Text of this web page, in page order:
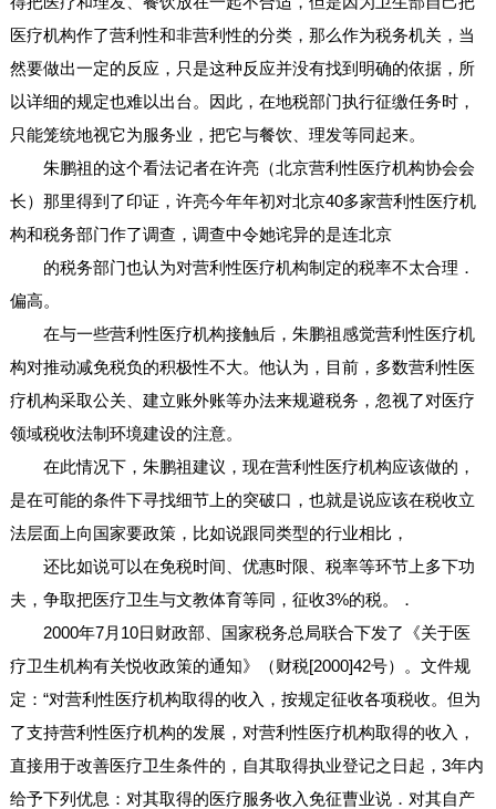
医疗机构作了营利性和非营利性的分类，那么作为税务机关，当
然要做出一定的反应，只是这种反应并没有找到明确的依据，所
以详细的规定也难以出台。因此，在地税部门执行征缴任务时，
只能笼统地视它为服务业，把它与餐饮、理发等同起来。
朱鹏祖的这个看法记者在许亮（北京营利性医疗机构协会会
长）那里得到了印证，许亮今年年初对北京40多家营利性医疗机
构和税务部门作了调查，调查中令她诧异的是连北京
的税务部门也认为对营利性医疗机构制定的税率不太合理．
偏高。
在与一些营利性医疗机构接触后，朱鹏祖感觉营利性医疗机
构对推动减免税负的积极性不大。他认为，目前，多数营利性医
疗机构采取公关、建立账外账等办法来规避税务，忽视了对医疗
领域税收法制环境建设的注意。
在此情况下，朱鹏祖建议，现在营利性医疗机构应该做的，
是在可能的条件下寻找细节上的突破口，也就是说应该在税收立
法层面上向国家要政策，比如说跟同类型的行业相比，
还比如说可以在免税时间、优惠时限、税率等环节上多下功
夫，争取把医疗卫生与文教体育等同，征收3%的税。．
2000年7月10日财政部、国家税务总局联合下发了《关于医
疗卫生机构有关悦收政策的通知》（财税[2000]42号）。文件规
定：“对营利性医疗机构取得的收入，按规定征收各项税收。但为
了支持营利性医疗机构的发展，对营利性医疗机构取得的收入，
直接用于改善医疗卫生条件的，自其取得执业登记之日起，3年内
给予下列优息：对其取得的医疗服务收入免征曹业说．对其自产